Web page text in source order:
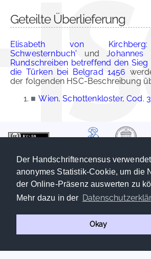
Der Handschriftencensus
anonymes Statistik-Cookie, um die
der Online-Präsenz auswerten zu
Mehr dazu in der
Okay
Geteilte Überlieferung
Elisabeth von
Schwesternbuch' undJohannes
Rundschreiben betreffend den
die Türken bei Belgrad 1456
der folgenden HSC-Beschreibung
■ Wien, Schottenkloster, Cod.